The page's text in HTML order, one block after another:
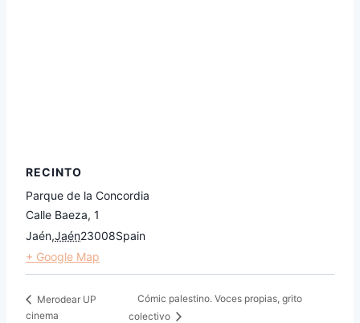
RECINTO
Parque de la Concordia
Calle Baeza, 1
Jaén,Jaén23008Spain
+ Google Map
Merodear UP
cinema
Cómic palestino. Voces propias, grito
colectivo